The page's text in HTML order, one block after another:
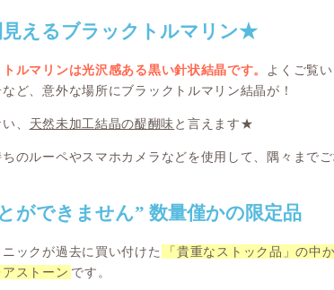
見えるブラックトルマリン★
ルマリンは光沢感ある黒い針状結晶です。
よくご覧
ど、意外な場所にブラックトルマリン結晶が！
、 天然未加工結晶の醍醐味と言えます★
のルーペやスマホカメラなどを使用して、隅々までご
ができません” 数量僅かの限定品
ックが過去に買い付けた
「貴重なストック品」の中
ストーン です。